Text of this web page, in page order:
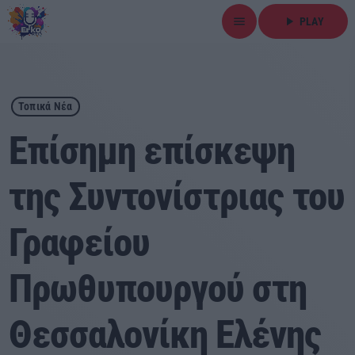
menu play_arrow PLAY
close
play_arrow ΕΡΚΟ
Αρχική
Εκπομπές
Ειδήσεις
Τοπικά Νέα
Αθλητικά
Τοπικά Νέα
Επίσημη επίσκεψη
της Συντονίστριας του
Γραφείου
Πρωθυπουργού στη
Θεσσαλονίκη Ελένης